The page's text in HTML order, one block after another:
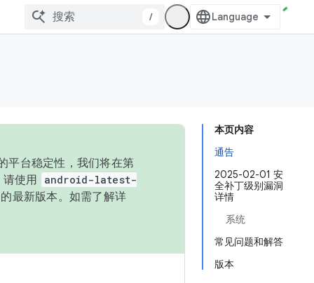
/
本页内容
通告
2025-02-01 安
全补丁级别漏洞
详情
系统
常见问题和解答
版本
平台稳定性，我们将在第
使用
android-latest-
最新版本。如需了解详